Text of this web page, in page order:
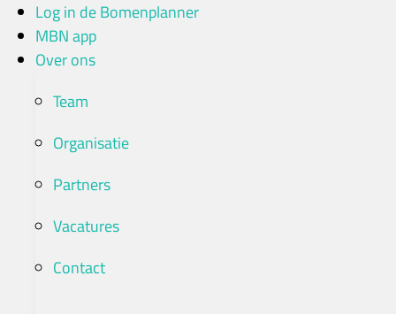
naar
Log in de Bomenplanner
MBN app
Over ons
Team
Organisatie
Partners
Vacatures
Contact